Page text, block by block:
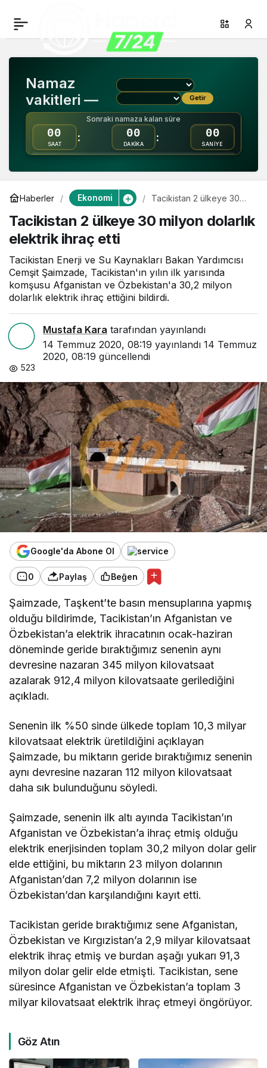
Namaz
vakitleri —
Getir
Sonraki namaza kalan süre
00
SAAT
: 00
DAKİKA
: 00
SANİYE
Haberler Ekonomi
Tacikistan 2 ülkeye 30
ihraç etti
Tacikistan 2 ülkeye 30 milyon dolarlık
elektrik ihraç etti
Tacikistan Enerji ve Su Kaynakları Bakan Yardımcısı
Cemşit Şaimzade, Tacikistan'ın yılın ilk yarısında
komşusu Afganistan ve Özbekistan'a 30,2 milyon
dolarlık elektrik ihraç ettiğini bildirdi.
Mustafa Kara tarafından yayınlandı
14 Temmuz 2020, 08:19 yayınlandı 14 Temmuz
2020, 08:19 güncellendi
523
Google'da Abone Ol
0 Paylaş Beğen
Şaimzade, Taşkent’te basın mensuplarına yapmış
olduğu bildirimde, Tacikistan’ın Afganistan ve
Özbekistan’a elektrik ihracatının ocak-haziran
döneminde geride bıraktığımız senenin aynı
devresine nazaran 345 milyon kilovatsaat
azalarak 912,4 milyon kilovatsaate gerilediğini
açıkladı.
Senenin ilk %50 sinde ülkede toplam 10,3 milyar
kilovatsaat elektrik üretildiğini açıklayan
Şaimzade, bu miktarın geride bıraktığımız senenin
aynı devresine nazaran 112 milyon kilovatsaat
daha sık bulunduğunu söyledi.
Şaimzade, senenin ilk altı ayında Tacikistan’ın
Afganistan ve Özbekistan’a ihraç etmiş olduğu
elektrik enerjisinden toplam 30,2 milyon dolar gelir
elde ettiğini, bu miktarın 23 milyon dolarının
Afganistan’dan 7,2 milyon dolarının ise
Özbekistan’dan karşılandığını kayıt etti.
Tacikistan geride bıraktığımız sene Afganistan,
Özbekistan ve Kırgızistan’a 2,9 milyar kilovatsaat
elektrik ihraç etmiş ve burdan aşağı yukarı 91,3
milyon dolar gelir elde etmişti. Tacikistan, sene
süresince Afganistan ve Özbekistan’a toplam 3
milyar kilovatsaat elektrik ihraç etmeyi öngörüyor.
Göz Atın
Tacikistan 2 ülkeye 30
milyon dolarlık elektrik
ihraç etti
Paylaş